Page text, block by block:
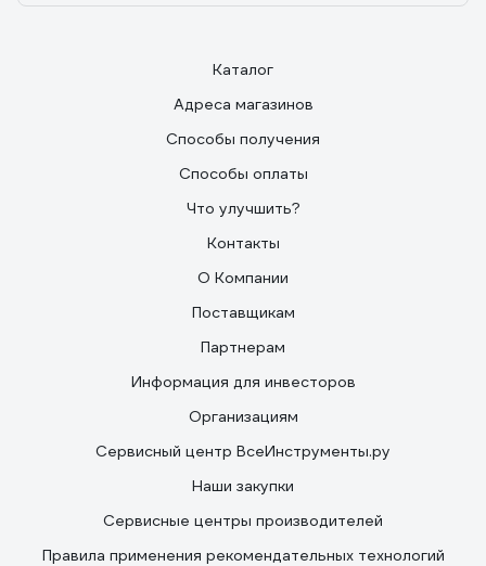
Каталог
Адреса магазинов
Способы получения
Способы оплаты
Что улучшить?
Контакты
О Компании
Поставщикам
Партнерам
Информация для инвесторов
Организациям
Сервисный центр ВсеИнструменты.ру
Наши закупки
Сервисные центры производителей
Правила применения рекомендательных технологий